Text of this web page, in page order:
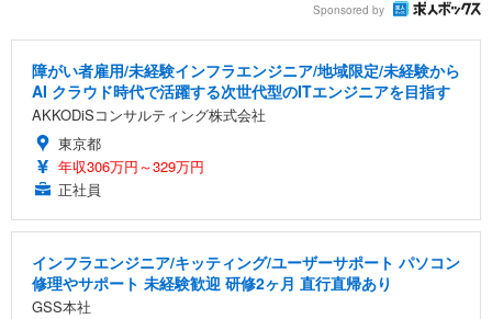
Sponsored by
障がい者雇用/未経験インフラエンジニア/地域限定/未経験から
AI クラウド時代で活躍する次世代型のITエンジニアを目指す
AKKODiSコンサルティング株式会社
東京都
年収306万円～329万円
正社員
インフラエンジニア/キッティング/ユーザーサポート パソコン
修理やサポート 未経験歓迎 研修2ヶ月 直行直帰あり
GSS本社